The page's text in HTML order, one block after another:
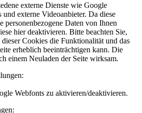
externe Dienste wie Google
externe Videoanbieter. Da diese
personenbezogene Daten von Ihnen
hier deaktivieren. Bitte beachten Sie,
Cookies die Funktionalität und das
erheblich beeinträchtigen kann. Die
einem Neuladen der Seite wirksam.
Webfonts zu aktivieren/deaktivieren.